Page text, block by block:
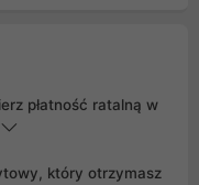
płatność ratalną w
który otrzymasz